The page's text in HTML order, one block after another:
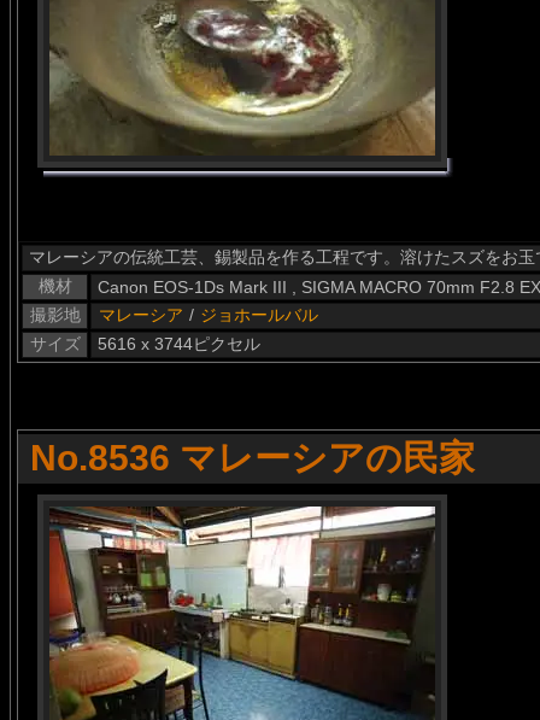
マレーシアの伝統工芸、錫製品を作る工程です。溶けたスズをお
機材
Canon EOS-1Ds Mark III , SIGMA MACRO 70mm F2.8
撮影地
マレーシア / ジョホールバル
サイズ
5616 x 3744ピクセル
No.8536 マレーシアの民家